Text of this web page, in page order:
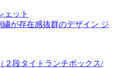
ェット
が存在感抜群のデザイン ジ
２段タイトランチボックス/